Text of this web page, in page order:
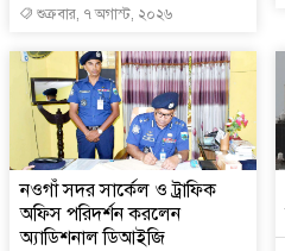
শুক্রবার, ৭ অগাস্ট, ২০২৬
নওগাঁ সদর সার্কেল ও ট্রাফিক
অফিস পরিদর্শন করলেন
অ্যাডিশনাল ডিআইজি